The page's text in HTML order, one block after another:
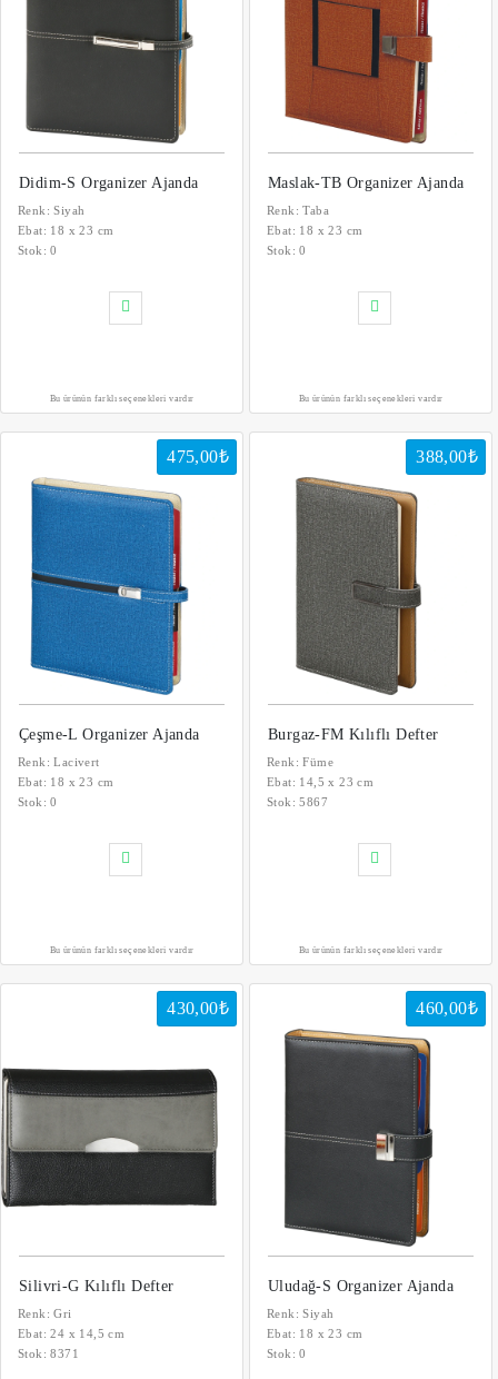
Didim-S Organizer Ajanda
Renk: Siyah
Ebat: 18 x 23 cm
Stok:0
Bu ürünün farklı seçenekleri vardır
Maslak-TB Organizer Ajanda
Renk: Taba
Ebat: 18 x 23 cm
Stok:0
Bu ürünün farklı seçenekleri vardır
475,00₺
Çeşme-L Organizer Ajanda
Renk: Lacivert
Ebat: 18 x 23 cm
Stok:0
Bu ürünün farklı seçenekleri vardır
388,00₺
Burgaz-FM Kılıflı Defter
Renk: Füme
Ebat: 14,5 x 23 cm
Stok:5867
Bu ürünün farklı seçenekleri vardır
430,00₺
Silivri-G Kılıflı Defter
Renk: Gri
Ebat: 24 x 14,5 cm
Stok:8371
460,00₺
Uludağ-S Organizer Ajanda
Renk: Siyah
Ebat: 18 x 23 cm
Stok:0